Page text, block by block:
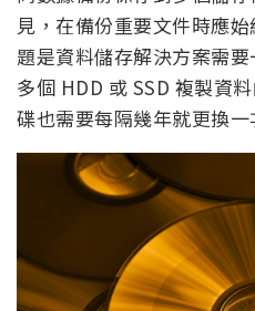
見，在備份重要文件時應
題是資料儲存解決方案需
多個 HDD 或 SSD 複製資
碟也需要每隔幾年就更換一